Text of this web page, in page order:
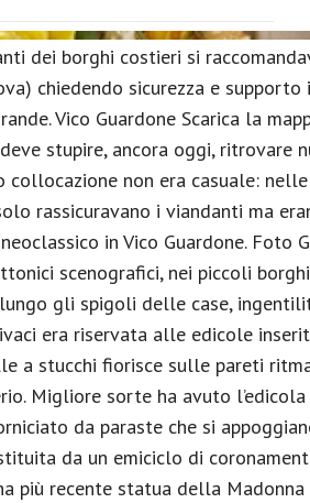
dei borghi costieri si
chiedendo sicurezza e
Vico Guardone Scarica la
stupire, ancora oggi, ritrovare
non era casuale:
rassicuravano i viandanti ma
in Vico Guardone. Foto
scenografici, nei piccoli
gli spigoli delle case,
era riservata alle edicole
stucchi fiorisce sulle pareti
Migliore sorte ha avuto
da paraste che si
da un emiciclo di
più recente statua della